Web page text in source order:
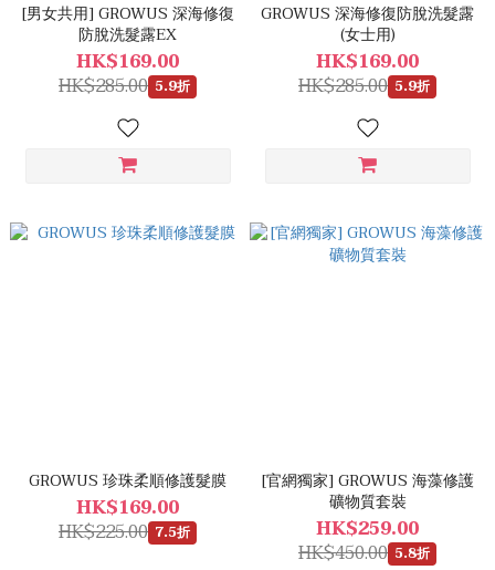
[男女共用] GROWUS 深海修復
防脫洗髮露EX
HK$169.00
HK$285.00 5.9折
GROWUS 深海修復防脫洗髮露
(女士用)
HK$169.00
HK$285.00 5.9折
GROWUS 珍珠柔順修護髮膜
HK$169.00
HK$225.00 7.5折
[官網獨家] GROWUS 海藻修護
礦物質套裝
HK$259.00
HK$450.00 5.8折